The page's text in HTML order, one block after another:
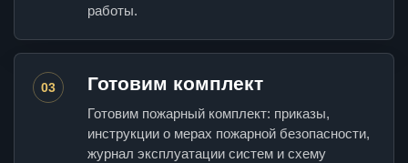
работы.
03 Готовим комплект
Готовим пожарный комплект: приказы,
инструкции о мерах пожарной безопасности,
журнал эксплуатации систем и схему